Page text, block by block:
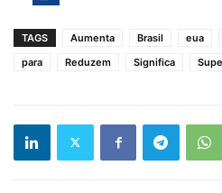
TAGS Aumenta Brasil eua
para
Reduzem Significa